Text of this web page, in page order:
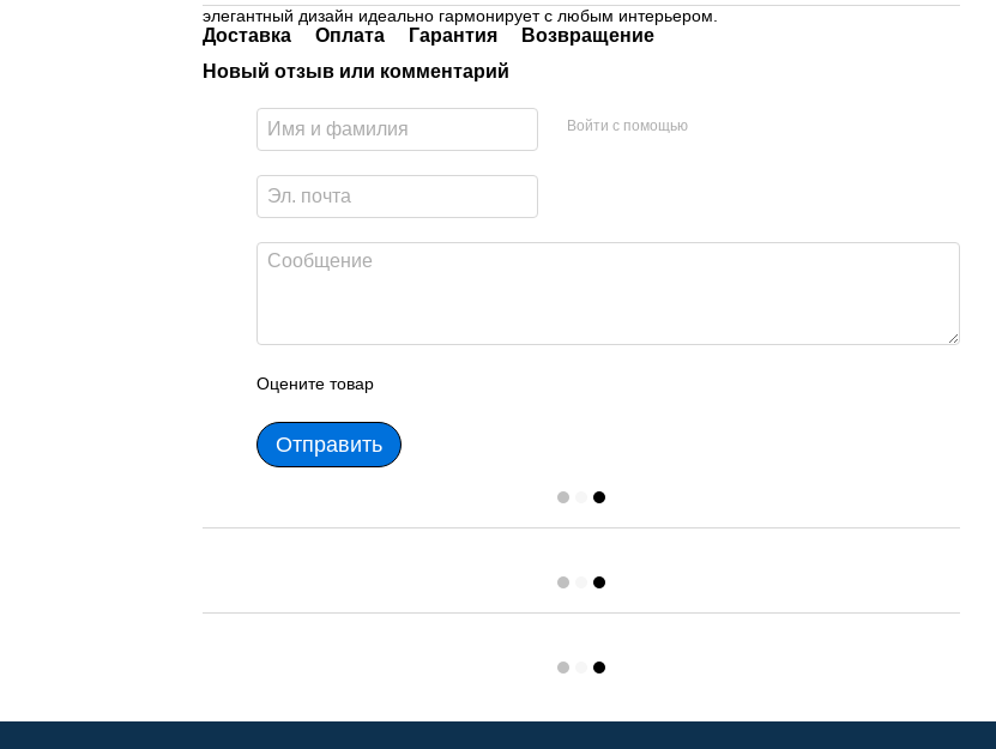
элегантный дизайн идеально гармонирует с любым интерьером.
Доставка Оплата Гарантия
Возвращение
Новый отзыв или комментарий
Войти с помощью
Оцените товар
Отправить